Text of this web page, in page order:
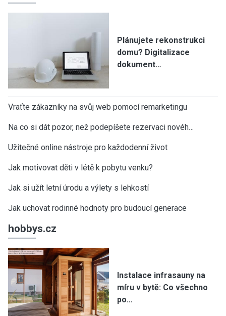
Plánujete rekonstrukci
domu? Digitalizace
dokument…
Vraťte zákazníky na svůj web pomocí remarketingu
Na co si dát pozor, než podepíšete rezervaci novéh…
Užitečné online nástroje pro každodenní život
Jak motivovat děti v létě k pobytu venku?
Jak si užít letní úrodu a výlety s lehkostí
Jak uchovat rodinné hodnoty pro budoucí generace
hobbys.cz
Instalace infrasauny na
míru v bytě: Co všechno
po…